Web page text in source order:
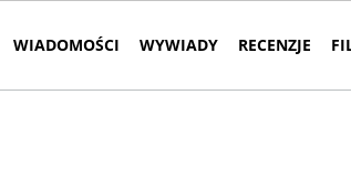
WIADOMOŚCI WYWIADY RECENZJE